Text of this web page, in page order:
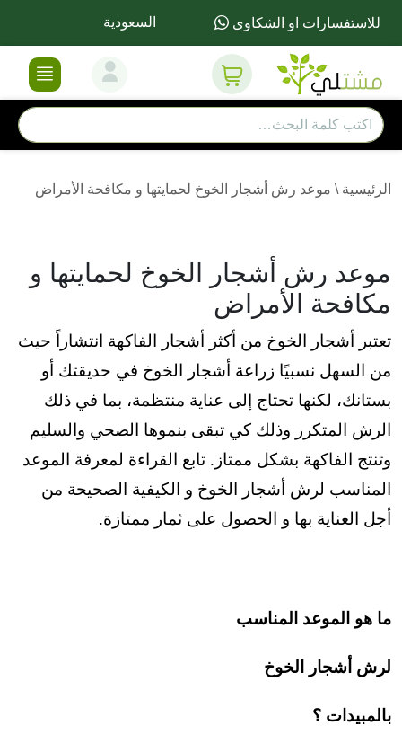
للاستفسارات او الشكاوى السعودية
الرئيسية \ موعد رش أشجار الخوخ لحمايتها و مكافحة الأمراض
موعد رش أشجار الخوخ لحمايتها و
مكافحة الأمراض
تعتبر أشجار الخوخ من أكثر أشجار الفاكهة انتشاراً حيث
من السهل نسبيًا زراعة أشجار الخوخ في حديقتك أو
بستانك، لكنها تحتاج إلى عناية منتظمة، بما في ذلك
الرش المتكرر وذلك كي تبقى بنموها الصحي والسليم
وتنتج الفاكهة بشكل ممتاز. تابع القراءة لمعرفة الموعد
المناسب لرش أشجار الخوخ و الكيفية الصحيحة من
أجل العناية بها و الحصول على ثمار ممتازة.
ما هو الموعد المناسب
لرش أشجار الخوخ
بالمبيدات ؟